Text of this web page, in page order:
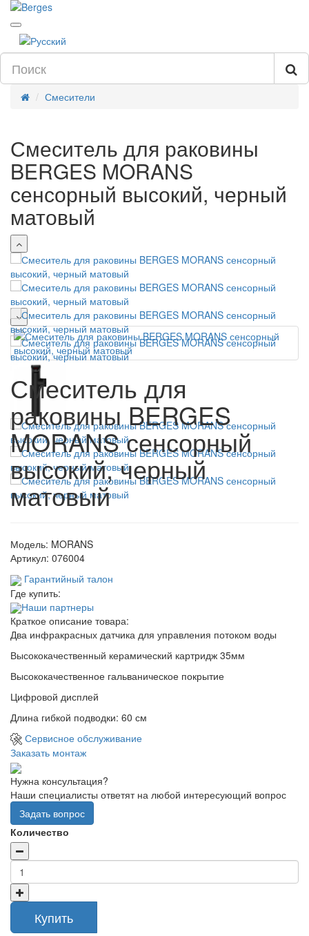
Смесители
Смеситель для раковины
BERGES MORANS
сенсорный высокий, черный
матовый
Смеситель для
раковины BERGES
MORANS сенсорный
высокий, черный
матовый
Модель: MORANS
Артикул: 076004
Гарантийный талон
Где купить:
Наши партнеры
Краткое описание товара:
Два инфракрасных датчика для управления потоком воды
Высококачественный керамический картридж 35мм
Высококачественное гальваническое покрытие
Цифровой дисплей
Длина гибкой подводки: 60 см
Сервисное обслуживание
Заказать монтаж
Нужна консультация?
Наши специалисты ответят на любой интересующий вопрос
Задать вопрос
Количество
Купить